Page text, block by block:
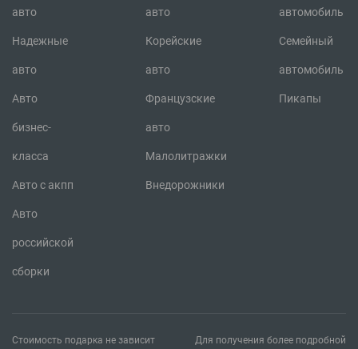
авто
Надежные
авто
Авто
бизнес-
класса
Авто с акпп
Авто
российской
сборки
авто
Корейские
авто
Французские
авто
Малолитражки
Внедорожники
автомобиль
Семейный
автомобиль
Пикапы
Стоимость подарка не зависит
Для получения более подробной